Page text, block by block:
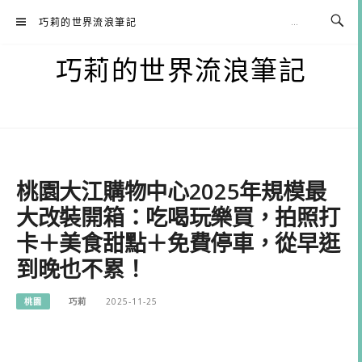
巧莉的世界流浪筆記
巧莉的世界流浪筆記
桃園大江購物中心2025年規模最
大改裝開箱：吃喝玩樂買，拍照打
卡＋美食甜點＋免費停車，從早逛
到晚也不累！
桃園 巧莉 2025-11-25